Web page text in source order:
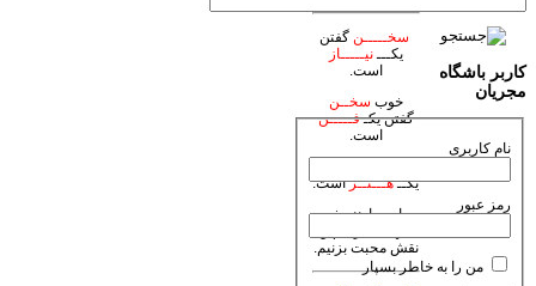
سخـــــن گفتن
یکـــنیـــــاز
است.
خوب سخــن
گفتن یکـفـــــن
است.
یکــهـــنــراست.
بیاییم با هنر خود
نقش محبت بزنیم.
کاربر باشگاه
مجریان
نام کاربری
رمز عبور
من را به خاطر بسپار